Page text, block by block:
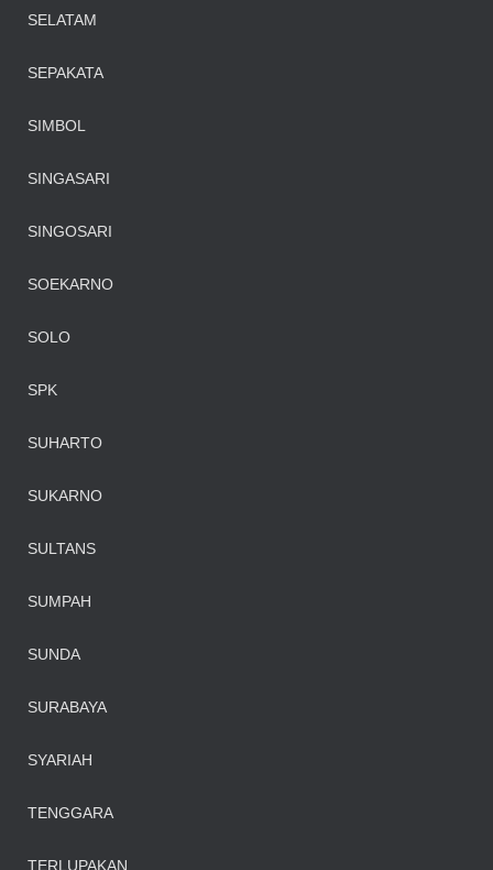
SELATAM
SEPAKATA
SIMBOL
SINGASARI
SINGOSARI
SOEKARNO
SOLO
SPK
SUHARTO
SUKARNO
SULTANS
SUMPAH
SUNDA
SURABAYA
SYARIAH
TENGGARA
TERLUPAKAN